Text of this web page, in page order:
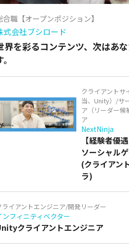
合職【オープンポジション】
式会社ブシロード
界を彩るコンテンツ、次はあ
クライアントサ
当、Unity）/サ
ア（リーダー候
ア
NextNinja
【経験者優
ソーシャル
(クライアン
ラ)
ライアントエンジニア/開発リーダー
ンフィニティベクター
クライアントエンジニア